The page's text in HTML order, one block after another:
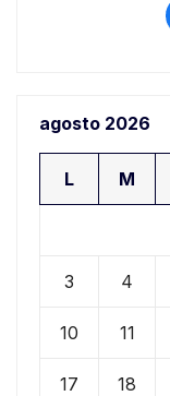
agosto 2026
L M
3 4
10 11
17 18